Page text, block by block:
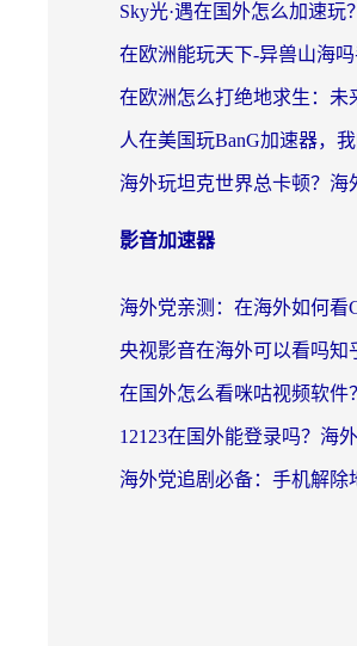
影音加速器